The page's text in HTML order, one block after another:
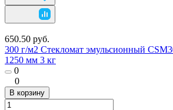
650.50 руб.
300 г/м2 Стекломат эмульсионный
1250 мм 3 кг
0
0
В корзину